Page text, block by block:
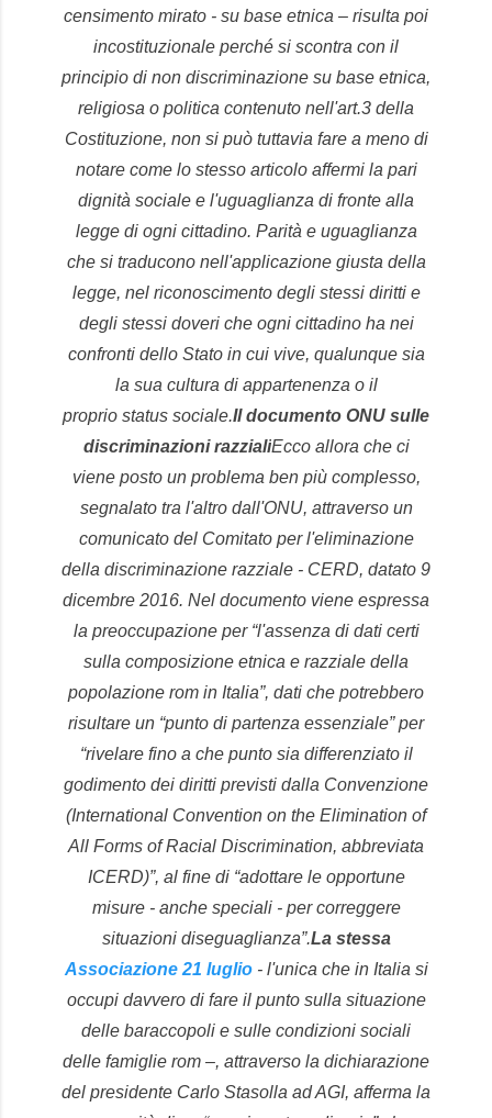
censimento mirato - su base etnica – risulta poi
incostituzionale perché si scontra con il
principio di non discriminazione su base etnica,
religiosa o politica contenuto nell'art.3 della
Costituzione, non si può tuttavia fare a meno di
notare come lo stesso articolo affermi la pari
dignità sociale e l'uguaglianza di fronte alla
legge di ogni cittadino. Parità e uguaglianza
che si traducono nell'applicazione giusta della
legge, nel riconoscimento degli stessi diritti e
degli stessi doveri che ogni cittadino ha nei
confronti dello Stato in cui vive, qualunque sia
la sua cultura di appartenenza o il
proprio status sociale.Il documento ONU sulle
discriminazioni razzialiEcco allora che ci
viene posto un problema ben più complesso,
segnalato tra l'altro dall'ONU, attraverso un
comunicato del Comitato per l'eliminazione
della discriminazione razziale - CERD, datato 9
dicembre 2016. Nel documento viene espressa
la preoccupazione per “l'assenza di dati certi
sulla composizione etnica e razziale della
popolazione rom in Italia”, dati che potrebbero
risultare un “punto di partenza essenziale” per
“rivelare fino a che punto sia differenziato il
godimento dei diritti previsti dalla Convenzione
(International Convention on the Elimination of
All Forms of Racial Discrimination, abbreviata
ICERD)”, al fine di “adottare le opportune
misure - anche speciali - per correggere
situazioni diseguaglianza”.La stessa
Associazione 21 luglio - l'unica che in Italia si
occupi davvero di fare il punto sulla situazione
delle baraccopoli e sulle condizioni sociali
delle famiglie rom –, attraverso la dichiarazione
del presidente Carlo Stasolla ad AGI, afferma la